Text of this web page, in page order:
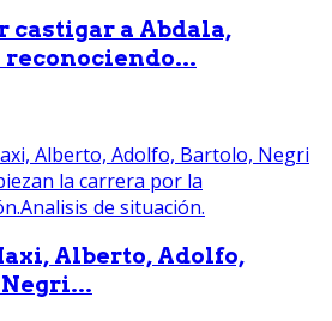
castigar a Abdala,
Alberto, Adolfo,